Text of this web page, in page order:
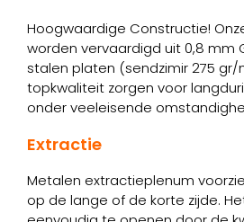
Hoogwaardige Constructie!
worden vervaardigd uit 0,8 mm
stalen platen (sendzimir 275 gr/
topkwaliteit zorgen voor
onder veeleisende
Extractie
Metalen extractieplenum
op de lange of de korte zijde.